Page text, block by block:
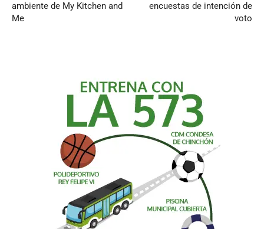
ambiente de My Kitchen and
Me
encuestas de intención de
voto